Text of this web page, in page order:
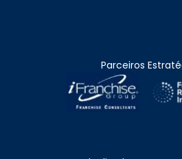
Parceiros